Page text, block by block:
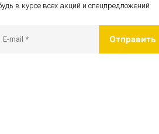
в курсе всех акций и спецпредложений
Отправить